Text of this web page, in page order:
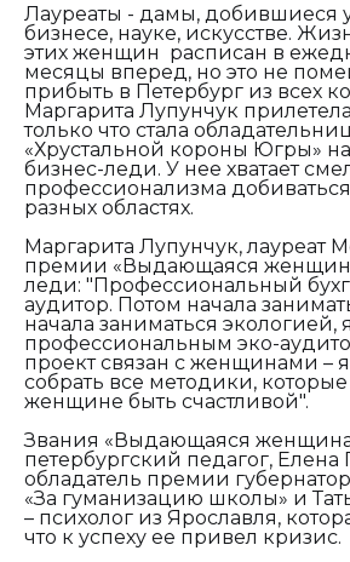
Лауреаты - дамы, добившиеся
бизнесе, науке, искусстве.
этих женщин расписан в
месяцы вперед, но это не
прибыть в Петербург из всех
Маргарита Лупунчук прилетела
только что стала
«Хрустальной короны Югры»
бизнес-леди. У нее хватает
профессионализма
разных областях.
Маргарита Лупунчук, лауреат
премии «Выдающаяся
леди: "Профессиональный
аудитор. Потом начала
начала заниматься экологией,
профессиональным эко-
проект связан с женщинами – я
собрать все методики,
женщине быть счастливой".
Звания «Выдающаяся
петербургский педагог, Елена
обладатель премии
«За гуманизацию школы» и
– психолог из Ярославля,
что к успеху ее привел кризис.